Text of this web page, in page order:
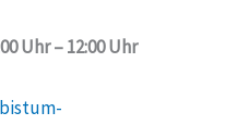
Uhr – 12:00 Uhr